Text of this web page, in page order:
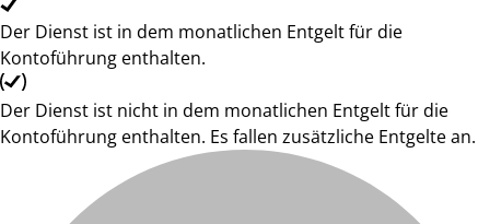
Der Dienst ist in dem monatlichen Entgelt für die
Kontoführung enthalten.
Der Dienst ist nicht in dem monatlichen Entgelt für die
Kontoführung enthalten. Es fallen zusätzliche Entgelte an.